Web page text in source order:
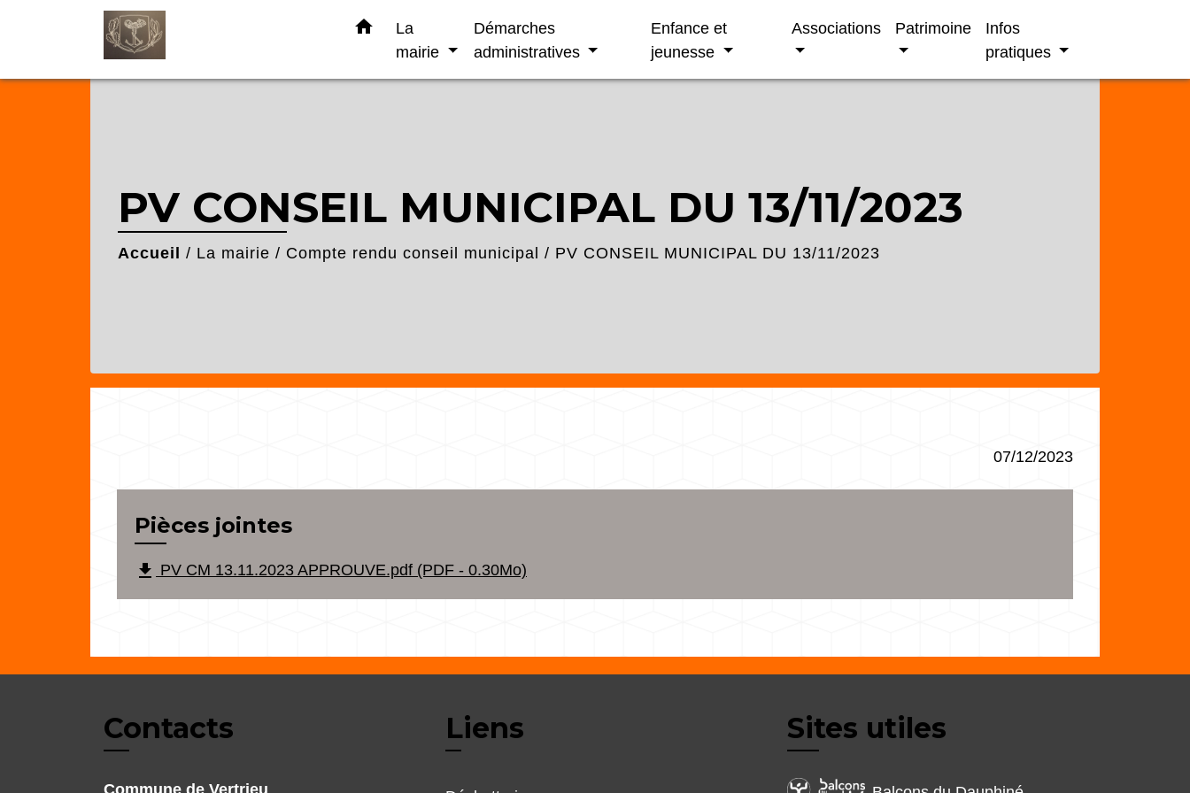
home
La
mairie
Démarches
administratives
Enfance et
jeunesse
Associations Patrimoine
Infos
pratiques
PV CONSEIL MUNICIPAL DU 13/11/2023
Accueil / La mairie / Compte rendu conseil municipal / PV CONSEIL MUNICIPAL DU 13/11/2023
07/12/2023
Pièces jointes
file_download PV CM 13.11.2023 APPROUVE.pdf (PDF - 0.30Mo)
Contacts Liens Sites utiles